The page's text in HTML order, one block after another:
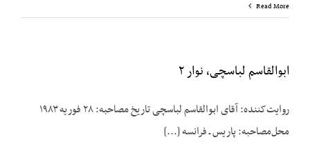
Read More
ابوالقاسم لباسچی، نوار ۲
روایت‌کننده: آقای ابوالقاسم لباسچی تاریخ مصاحبه: ۲۸ فوریه ۱۹۸۳
محل‌مصاحبه: پاریس ـ فرانسه [...]